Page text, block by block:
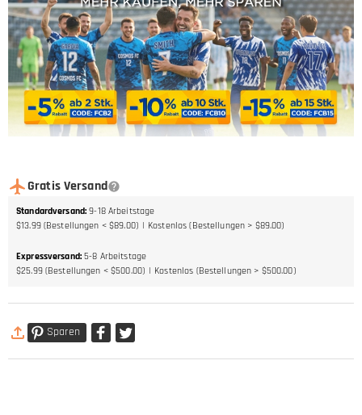
Gratis Versand
Standardversand: 9-18 Arbeitstage
$13.99 (Bestellungen < $89.00)
Kostenlos (Bestellungen > $89.00)
Expressversand: 5-8 Arbeitstage
$25.99 (Bestellungen < $500.00)
Kostenlos (Bestellungen > $500.00)
Sparen